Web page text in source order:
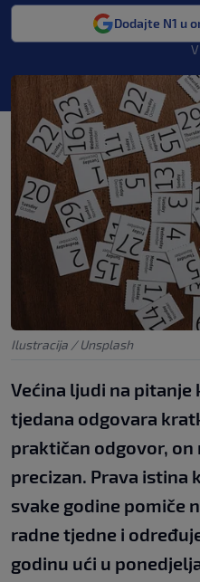
Dodajte N1 u
Ilustracija / Unsplash
Većina ljudi na pitanje
tjedana odgovara
praktičan odgovor,
precizan. Prava istina
svake godine pomiče
radne tjedne i
godinu ući u